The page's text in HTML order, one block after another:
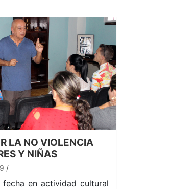
LA NO VIOLENCIA
Y NIÑAS
fecha en actividad cultural